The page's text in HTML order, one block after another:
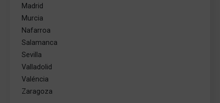
Madrid
Murcia
Nafarroa
Salamanca
Sevilla
Valladolid
Valéncia
Zaragoza